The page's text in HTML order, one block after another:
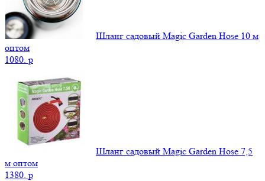
Шланг садовый Magic Garden Hose 10 м
оптом
1080. p
Шланг садовый Magic Garden Hose 7,5
м оптом
1380. p